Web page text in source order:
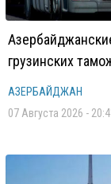
грузинских
АЗЕРБАЙДЖАН
07 Августа 2026 -